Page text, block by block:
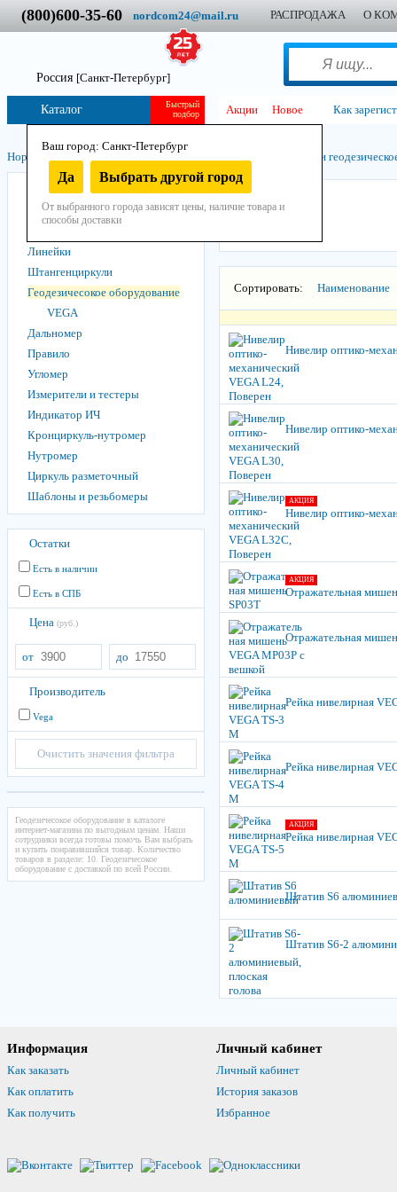
(800)600-35-60 nordcom24@mail.ru РАСПРОДАЖА О
Россия [Санкт-Петербург]
Ваш город: Санкт-Петербург
Да Выбрать другой город
От выбранного города зависят цены, наличие товара и
способы доставки
Быстрый
подбор
Каталог Акции Новое Как
Нордком Инструмент Ручной / Измерительный инструмент и
Рулетки
Уровни
Линейки
Штангенциркули
Геодезичесокое оборудование
VEGA
Дальномер
Правило
Угломер
Измерители и тестеры
Индикатор ИЧ
Кронциркуль-нутромер
Нутромер
Циркуль разметочный
Шаблоны и резьбомеры
Остатки
Есть в наличии
Есть в СПБ
Цена (руб.)
от до
Производитель
Vega
Очистить значения фильтра
Геодезичесокое оборудование в каталоге
интернет-магазина по выгодным ценам. Наши
сотрудники всегда готовы помочь Вам выбрать
и купить понравившийся товар. Количество
товаров в разделе: 10. Геодезичесокое
оборудование с доставкой по всей России.
Сортировать: Наименование
Нивелир оптико-
Нивелир оптико-
АКЦИЯ
Нивелир оптико-
АКЦИЯ
Отражательная
Отражательная
Рейка нивелирная
Рейка нивелирная
АКЦИЯ
Рейка нивелирная
Штатив S6
Штатив S6-2
Информация
Как заказать
Как оплатить
Как получить
Личный кабинет
Личный кабинет
История заказов
Избранное